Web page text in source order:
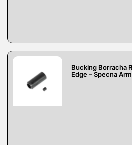
Bucking Borracha
Edge – Specna